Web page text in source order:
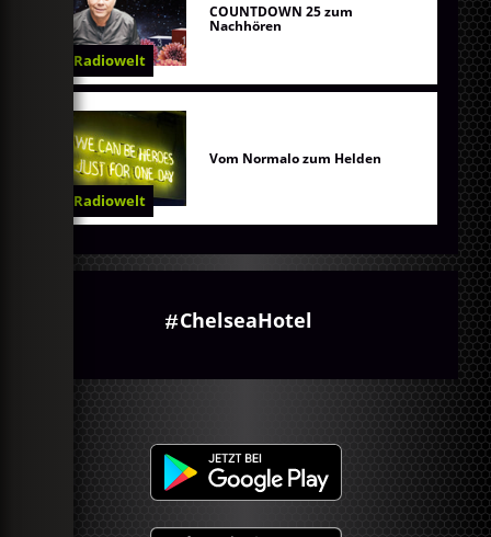
Radiowelt
COUNTDOWN 25 zum
Nachhören
Radiowelt
Vom Normalo zum Helden
ChelseaHotel